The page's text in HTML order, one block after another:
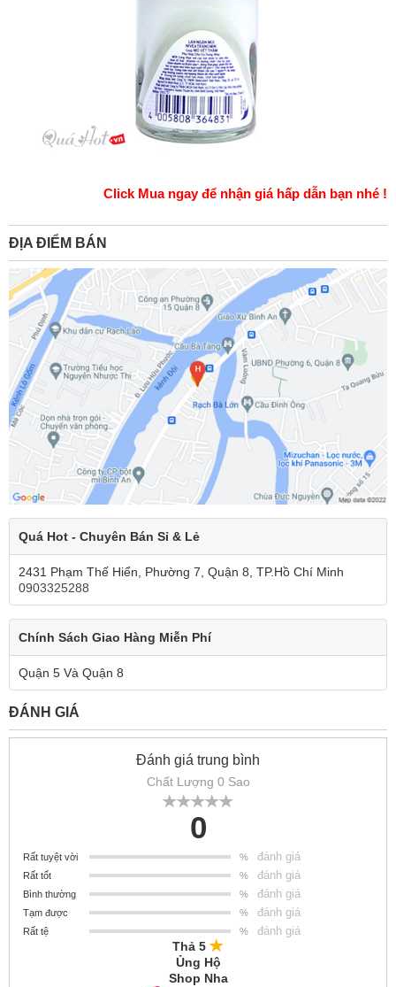
Click Mua ngay để nhận giá hấp dẫn bạn nhé !
ĐỊA ĐIỂM BÁN
Quá Hot - Chuyên Bán Sỉ & Lẻ
2431 Phạm Thế Hiển, Phường 7, Quận 8, TP.Hồ Chí Minh
0903325288
Chính Sách Giao Hàng Miễn Phí
Quận 5 Và Quận 8
ĐÁNH GIÁ
Đánh giá trung bình
Chất Lượng 0 Sao
0
Rất tuyệt vời % đánh giá
Rất tốt % đánh giá
Bình thường % đánh giá
Tạm được % đánh giá
Rất tệ % đánh giá
Thả 5
Ủng Hộ
Shop Nha